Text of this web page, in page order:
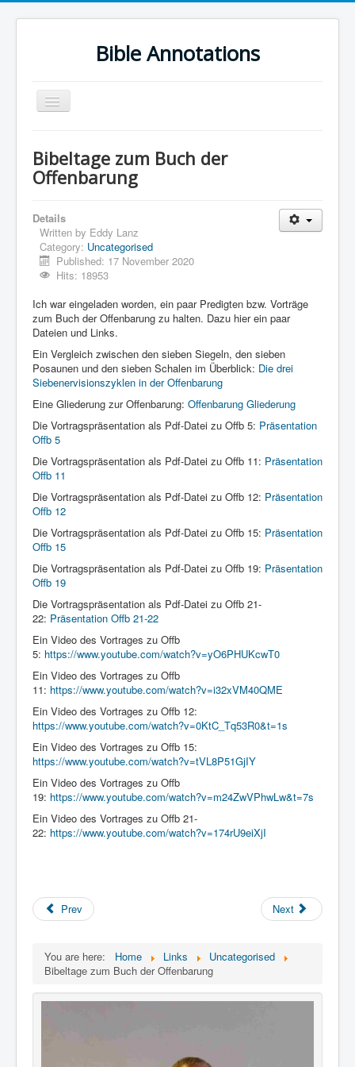
Bible Annotations
Toggle
Navigation
Urdu Geo Version
Urdu
Deutsch
Hebrew OT
Greek NT
Book Corner
Links
Linux and Open Source
Bibeltage zum Buch der
Offenbarung
Details
Written by Eddy Lanz
Category: Uncategorised
Published: 17 November 2020
Hits: 18953
Ich war eingeladen worden, ein paar Predigten bzw. Vorträge
zum Buch der Offenbarung zu halten. Dazu hier ein paar
Dateien und Links.
Ein Vergleich zwischen den sieben Siegeln, den sieben
Posaunen und den sieben Schalen im Überblick: Die drei
Siebenervisionszyklen in der Offenbarung
Eine Gliederung zur Offenbarung: Offenbarung Gliederung
Die Vortragspräsentation als Pdf-Datei zu Offb 5: Präsentation
Offb 5
Die Vortragspräsentation als Pdf-Datei zu Offb 11: Präsentation
Offb 11
Die Vortragspräsentation als Pdf-Datei zu Offb 12: Präsentation
Offb 12
Die Vortragspräsentation als Pdf-Datei zu Offb 15: Präsentation
Offb 15
Die Vortragspräsentation als Pdf-Datei zu Offb 19: Präsentation
Offb 19
Die Vortragspräsentation als Pdf-Datei zu Offb 21-
22: Präsentation Offb 21-22
Ein Video des Vortrages zu Offb
5: https://www.youtube.com/watch?v=yO6PHUKcwT0
Ein Video des Vortrages zu Offb
11: https://www.youtube.com/watch?v=i32xVM40QME
Ein Video des Vortrages zu Offb 12:
https://www.youtube.com/watch?v=0KtC_Tq53R0&t=1s
Ein Video des Vortrages zu Offb 15:
https://www.youtube.com/watch?v=tVL8P51GjIY
Ein Video des Vortrages zu Offb
19: https://www.youtube.com/watch?v=m24ZwVPhwLw&t=7s
Ein Video des Vortrages zu Offb 21-
22: https://www.youtube.com/watch?v=174rU9eiXjI
Prev Next
You are here: Home Links
Uncategorised
Bibeltage zum Buch der Offenbarung